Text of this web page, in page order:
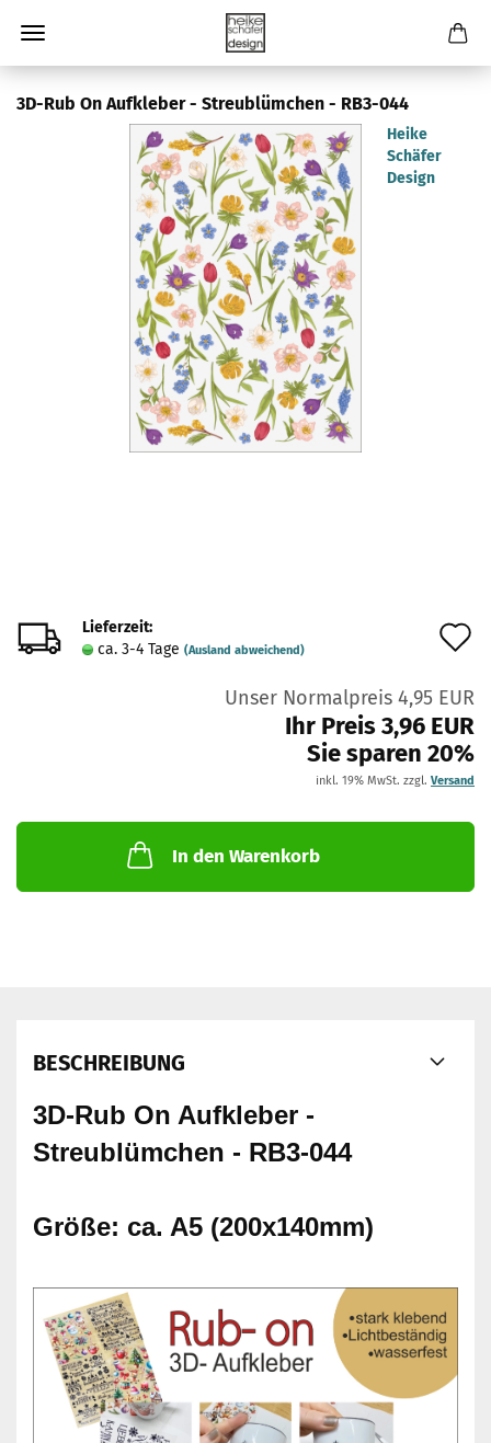
3D-Rub On Aufkleber - Streublümchen - RB3-044
Heike
Schäfer
Design
Lieferzeit:
ca. 3-4 Tage (Ausland abweichend)
Unser Normalpreis 4,95 EUR
Ihr Preis 3,96 EUR
Sie sparen 20%
inkl. 19% MwSt. zzgl. Versand
In den Warenkorb
BESCHREIBUNG
3D-Rub On Aufkleber -
Streublümchen - RB3-044
Größe: ca. A5 (200x140mm)